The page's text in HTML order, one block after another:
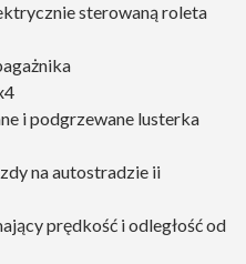
sterowaną roleta
i podgrzewane lusterka
na autostradzie ii
prędkość i odległość od